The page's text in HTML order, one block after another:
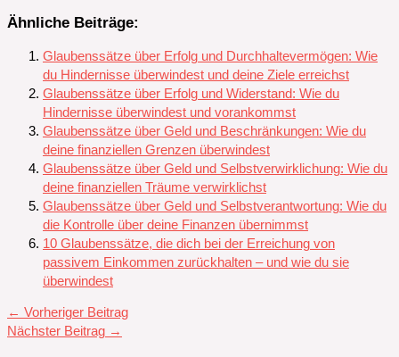
Ähnliche Beiträge:
Glaubenssätze über Erfolg und Durchhaltevermögen: Wie
du Hindernisse überwindest und deine Ziele erreichst
Glaubenssätze über Erfolg und Widerstand: Wie du
Hindernisse überwindest und vorankommst
Glaubenssätze über Geld und Beschränkungen: Wie du
deine finanziellen Grenzen überwindest
Glaubenssätze über Geld und Selbstverwirklichung: Wie du
deine finanziellen Träume verwirklichst
Glaubenssätze über Geld und Selbstverantwortung: Wie du
die Kontrolle über deine Finanzen übernimmst
10 Glaubenssätze, die dich bei der Erreichung von
passivem Einkommen zurückhalten – und wie du sie
überwindest
← Vorheriger Beitrag
Nächster Beitrag →